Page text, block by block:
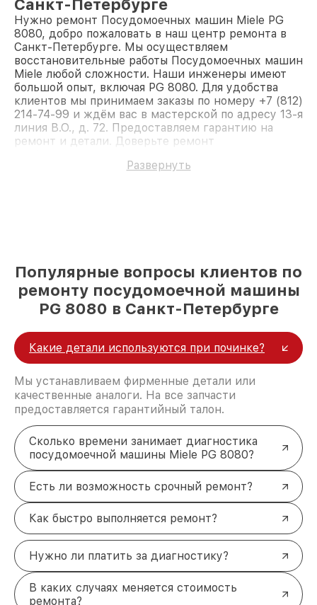
Санкт-Петербурге
Нужно ремонт Посудомоечных машин Miele PG
8080, добро пожаловать в наш центр ремонта в
Санкт-Петербурге. Мы осуществляем
восстановительные работы Посудомоечных машин
Miele любой сложности. Наши инженеры имеют
большой опыт, включая PG 8080. Для удобства
клиентов мы принимаем заказы по номеру +7 (812)
214-74-99 и ждём вас в мастерской по адресу 13-я
линия В.О., д. 72. Предоставляем гарантию на
ремонт и детали. Доверьте ремонт
Развернуть
Популярные вопросы клиентов по
ремонту посудомоечной машины
PG 8080 в Санкт-Петербурге
Какие детали используются при починке?
Мы устанавливаем фирменные детали или
качественные аналоги. На все запчасти
предоставляется гарантийный талон.
Сколько времени занимает диагностика
посудомоечной машины Miele PG 8080?
Есть ли возможность срочный ремонт?
Как быстро выполняется ремонт?
Нужно ли платить за диагностику?
В каких случаях меняется стоимость
ремонта?